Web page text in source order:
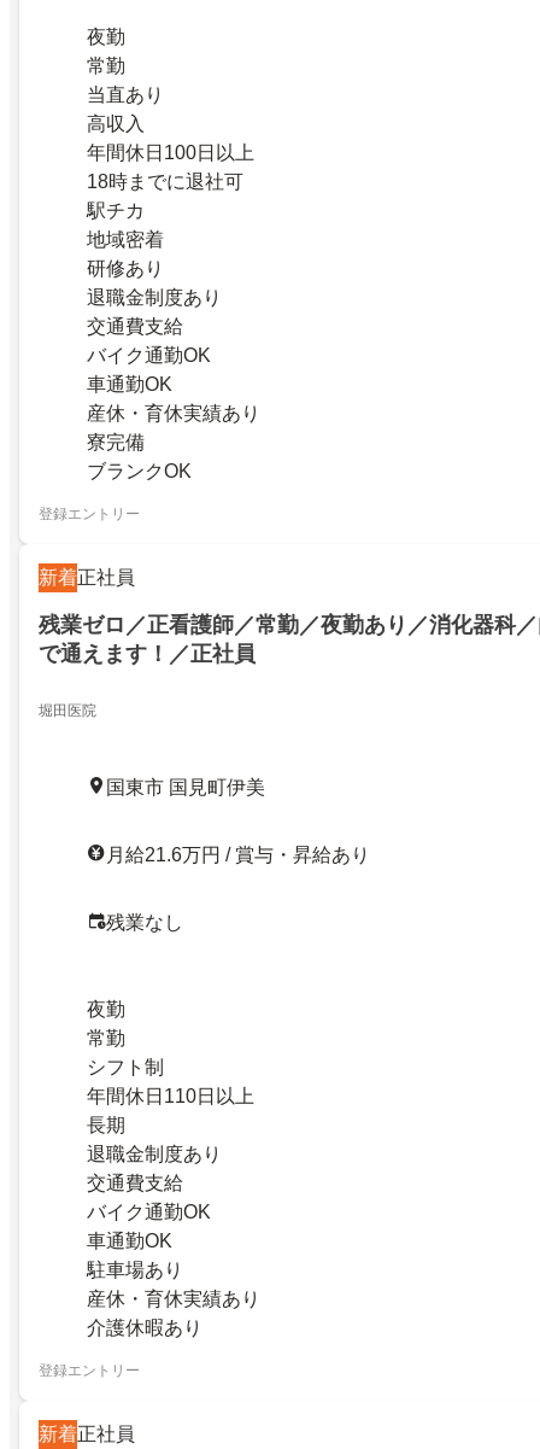
夜勤
常勤
当直あり
高収入
年間休日100日以上
18時までに退社可
駅チカ
地域密着
研修あり
退職金制度あり
交通費支給
バイク通勤OK
車通勤OK
産休・育休実績あり
寮完備
ブランクOK
登録エントリー
新着正社員
残業ゼロ／正看護師／常勤／夜勤あり／消化器科
で通えます！／正社員
堀田医院
国東市 国見町伊美
月給21.6万円 / 賞与・昇給あり
残業なし
夜勤
常勤
シフト制
年間休日110日以上
長期
退職金制度あり
交通費支給
バイク通勤OK
車通勤OK
駐車場あり
産休・育休実績あり
介護休暇あり
登録エントリー
新着正社員